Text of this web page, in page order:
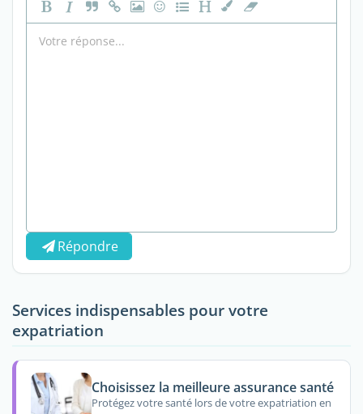
Répondre
Services indispensables pour votre
expatriation
Choisissez la meilleure assurance santé
Protégez votre santé lors de votre expatriation en